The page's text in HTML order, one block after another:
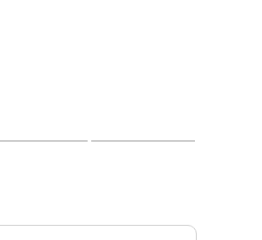
de viande. Mauler, roi de
misère des ouvriers des
», sorte d'Armée du